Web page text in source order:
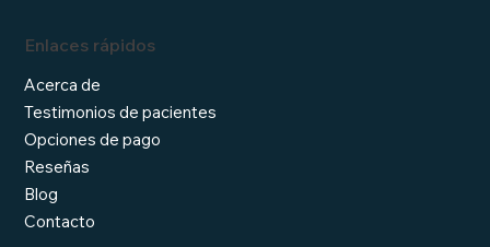
Enlaces rápidos
Acerca de
Testimonios de pacientes
Opciones de pago
Reseñas
Blog
Contacto